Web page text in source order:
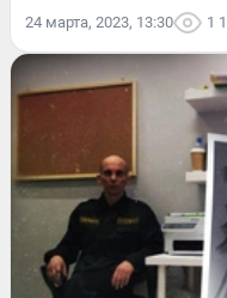
24 марта, 2023, 13:30 1